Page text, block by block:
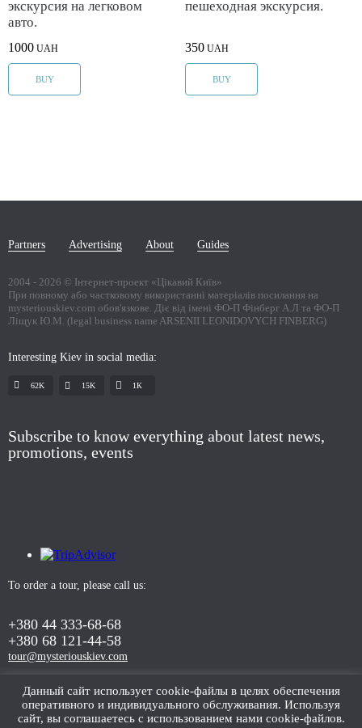
Данный сайт использует cookie-файлы в целях обеспечения
оперативного и индивидуального обслуживания. Используя
сайт, вы соглашаетесь с использованием нами cookie-файлов.
экскурсия на легковом
авто.
1000 UAH
BUY
пешеходная экскурсия.
350 UAH
BUY
Partners Advertising About Guides
2004 - 2026 © Інтернет-проект «Цікавий Київ»
При повному або частковому використанні матеріалів посилання на
mysteriouskiev.com обов'язкове. Діє від імені ФО-П Фінберг А.Л та ФО-П
Ліщук Ю.М. (legal business name ARSENII LEONIDOVYCH FINBERG)
Interesting Kiev in social media:
62K 15K 1К
Subscribe to know everything about latest news,
promotions, events
To order a tour, please call us:
+380 44 333-68-68
+380 68 121-44-58
tour@mysteriouskiev.com